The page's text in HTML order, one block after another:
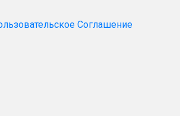
Соглашение